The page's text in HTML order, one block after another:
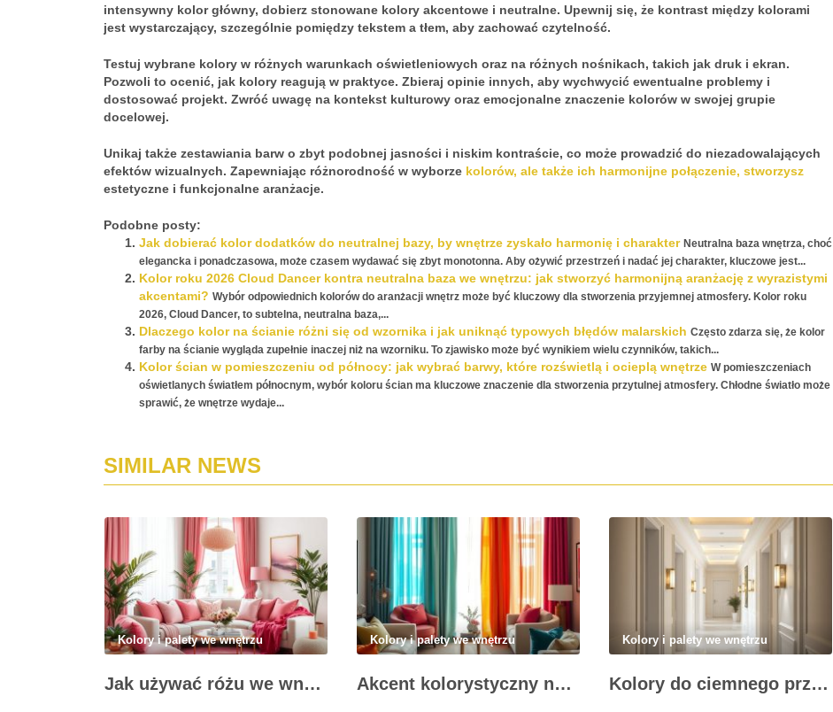
intensywny kolor główny, dobierz stonowane kolory akcentowe i neutralne. Upewnij się, że kontrast między kolorami
jest wystarczający, szczególnie pomiędzy tekstem a tłem, aby zachować czytelność.
Testuj wybrane kolory w różnych warunkach oświetleniowych oraz na różnych nośnikach, takich jak druk i ekran.
Pozwoli to ocenić, jak kolory reagują w praktyce. Zbieraj opinie innych, aby wychwycić ewentualne problemy i
dostosować projekt. Zwróć uwagę na kontekst kulturowy oraz emocjonalne znaczenie kolorów w swojej grupie
docelowej.
Unikaj także zestawiania barw o zbyt podobnej jasności i niskim kontraście, co może prowadzić do niezadowalających
efektów wizualnych. Zapewniając różnorodność w wyborze kolorów, ale także ich harmonijne połączenie, stworzysz
estetyczne i funkcjonalne aranżacje.
Podobne posty:
Jak dobierać kolor dodatków do neutralnej bazy, by wnętrze zyskało harmonię i charakter Neutralna baza wnętrza, choć
elegancka i ponadczasowa, może czasem wydawać się zbyt monotonna. Aby ożywić przestrzeń i nadać jej charakter, kluczowe jest...
Kolor roku 2026 Cloud Dancer kontra neutralna baza we wnętrzu: jak stworzyć harmonijną aranżację z wyrazistymi
akcentami? Wybór odpowiednich kolorów do aranżacji wnętrz może być kluczowy dla stworzenia przyjemnej atmosfery. Kolor roku
2026, Cloud Dancer, to subtelna, neutralna baza,...
Dlaczego kolor na ścianie różni się od wzornika i jak uniknąć typowych błędów malarskich Często zdarza się, że kolor
farby na ścianie wygląda zupełnie inaczej niż na wzorniku. To zjawisko może być wynikiem wielu czynników, takich...
Kolor ścian w pomieszczeniu od północy: jak wybrać barwy, które rozświetlą i ocieplą wnętrze W pomieszczeniach
oświetlanych światłem północnym, wybór koloru ścian ma kluczowe znaczenie dla stworzenia przytulnej atmosfery. Chłodne światło może
sprawić, że wnętrze wydaje...
SIMILAR NEWS
Kolory i palety we wnętrzu
Jak używać różu we wnętrzu: klucz do stylowych akcentów i harmonii kolorystycznej
Kolory i palety we wnętrzu
Akcent kolorystyczny na zasłonach: jak dobrać barwę, która ożywi i zharmonizuje wnętrze
Kolory i palety we wnętrzu
Kolory do ciemnego przedpokoju: jak wybrać barwy i oświetlenie, by optycznie rozjaśnić i powiększyć przestrzeń